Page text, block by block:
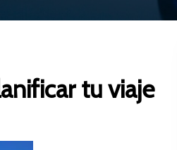
tu viaje